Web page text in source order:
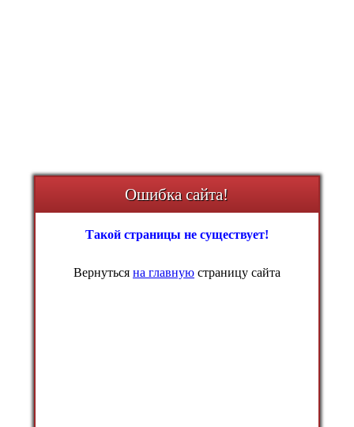
Ошибка сайта!
Такой страницы не существует!
Вернуться на главнуюстраницу сайта